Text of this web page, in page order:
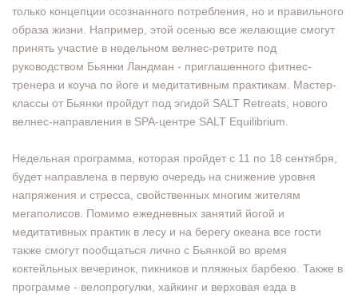
только концепции осознанного потребления, но и правильного
образа жизни. Например, этой осенью все желающие смогут
принять участие в недельном велнес-ретрите под
руководством Бьянки Ландман - приглашенного фитнес-
тренера и коуча по йоге и медитативным практикам. Мастер-
классы от Бьянки пройдут под эгидой SALT Retreats, нового
велнес-направления в SPA-центре SALT Equilibrium.
Недельная программа, которая пройдет с 11 по 18 сентября,
будет направлена в первую очередь на снижение уровня
напряжения и стресса, свойственных многим жителям
мегаполисов. Помимо ежедневных занятий йогой и
медитативных практик в лесу и на берегу океана все гости
также смогут пообщаться лично с Бьянкой во время
коктейльных вечеринок, пикников и пляжных барбекю. Также в
программе - велопрогулки, хайкинг и верховая езда в